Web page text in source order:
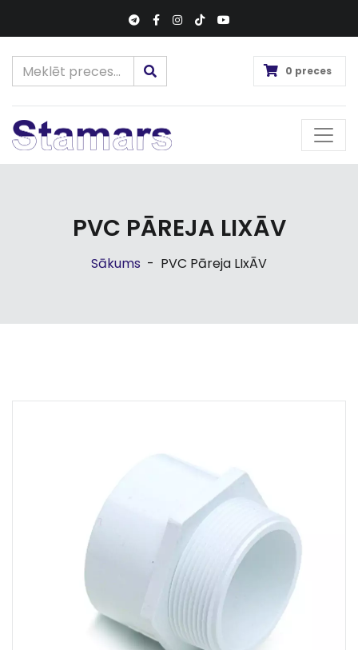
0 preces
PVC PĀREJA LIXĀV
Sākums - PVC Pāreja LIxĀV